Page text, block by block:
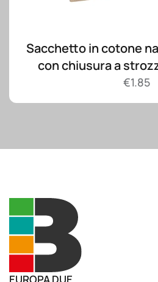
Sacchetto in cotone
con chiusura a
€1.85